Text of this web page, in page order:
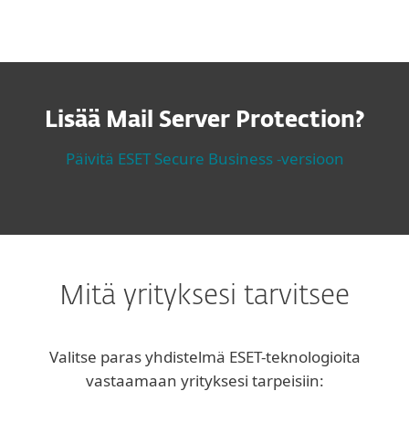
Lisää Mail Server Protection?
Päivitä ESET Secure Business -versioon
Mitä yrityksesi tarvitsee
Valitse paras yhdistelmä ESET-teknologioita
vastaamaan yrityksesi tarpeisiin: